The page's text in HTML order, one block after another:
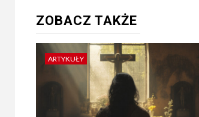
ZOBACZ TAKŻE
ARTYKUŁY